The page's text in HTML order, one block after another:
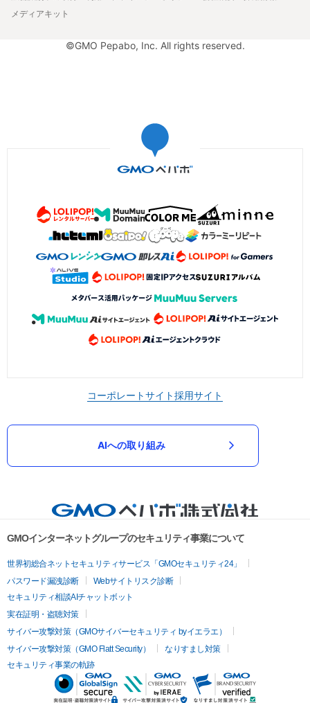
メディアキット
©GMO Pepabo, Inc. All rights reserved.
コーポレートサイト採用サイト
AIへの取り組み
GMOインターネットグループのセキュリティ事業について
世界初総合ネットセキュリティサービス「GMOセキュリティ24」
パスワード漏洩診断
Webサイトリスク診断
セキュリティ相談AIチャットボット
実在証明・盗聴対策
サイバー攻撃対策（GMOサイバーセキュリティ byイエラエ）
サイバー攻撃対策（GMO Flatt Security）
なりすまし対策
セキュリティ事業の軌跡